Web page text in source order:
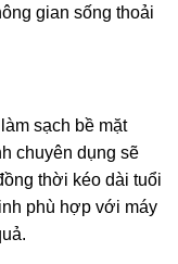
gian sống thoải
sạch bề mặt
chuyên dụng sẽ
thời kéo dài tuổi
phù hợp với máy